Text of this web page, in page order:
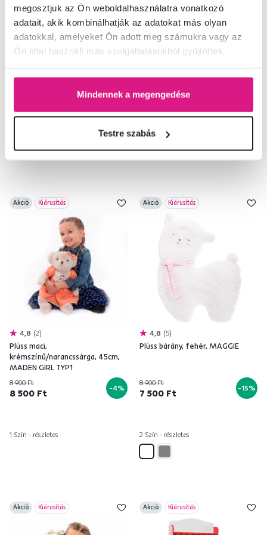
megosztjuk az Ön weboldalhasználatra vonatkozó
adatait, akik kombinálhatják az adatokat más olyan
adatokkal, amelyeket Ön adott meg számukra vagy az
Ön által használt más szolgáltatásokból gyűjtöttek.
Mindennek a megengedése
Testre szabás
4,4 1
Rendszerező játékokhoz,
sokszínű/szürke, KIDO TYP 3
5,0 3
Plüss maci, krémszínű/zöld, 65cm,
MADEN BOY TYP2
13 900 Ft
11 900 Ft
2 Szín - részletes
Akció Kiárusítás
4,8 2
Plüss maci,
krémszínű/narancssárga, 45cm,
MADEN GIRL TYP1
8 900 Ft
8 500 Ft -4%
1 Szín - részletes
Akció Kiárusítás
4,8 5
Plüss bárány, fehér, MAGGIE
8 900 Ft
7 500 Ft -15%
2 Szín - részletes
Akció Kiárusítás Akció Kiárusítás